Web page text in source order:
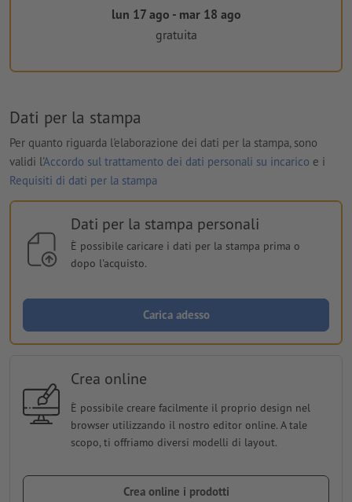
lun 17 ago - mar 18 ago
gratuita
Dati per la stampa
Per quanto riguarda l'elaborazione dei dati per la stampa, sono
validi l'Accordo sul trattamento dei dati personali su incarico e i
Requisiti di dati per la stampa
Dati per la stampa personali
È possibile caricare i dati per la stampa prima o
dopo l'acquisto.
Carica adesso
Crea online
È possibile creare facilmente il proprio design nel
browser utilizzando il nostro editor online. A tale
scopo, ti offriamo diversi modelli di layout.
Crea online i prodotti